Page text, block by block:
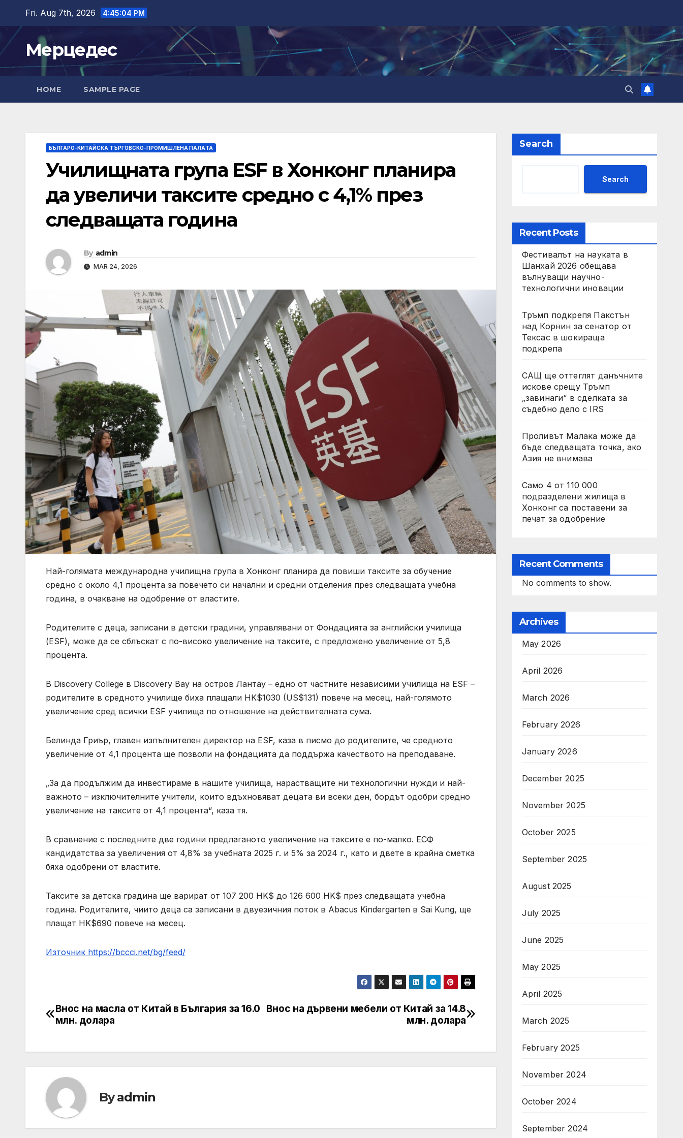
content
Fri. Aug 7th, 2026 4:45:05 PM
Мерцедес
HOME SAMPLE PAGE
БЪЛГАРО-КИТАЙСКА ТЪРГОВСКО-ПРОМИШЛЕНА ПАЛAТА
Училищната група ESF в Хонконг планира
да увеличи таксите средно с 4,1% през
следващата година
By admin
MAR 24, 2026
Най-голямата международна училищна група в Хонконг планира да повиши таксите за обучение
средно с около 4,1 процента за повечето си начални и средни отделения през следващата учебна
година, в очакване на одобрение от властите.
Родителите с деца, записани в детски градини, управлявани от Фондацията за английски училища
(ESF), може да се сблъскат с по-високо увеличение на таксите, с предложено увеличение от 5,8
процента.
В Discovery College в Discovery Bay на остров Лантау – едно от частните независими училища на ESF –
родителите в средното училище биха плащали HK$1030 (US$131) повече на месец, най-голямото
увеличение сред всички ESF училища по отношение на действителната сума.
Белинда Гриър, главен изпълнителен директор на ESF, каза в писмо до родителите, че средното
увеличение от 4,1 процента ще позволи на фондацията да поддържа качеството на преподаване.
„За да продължим да инвестираме в нашите училища, нарастващите ни технологични нужди и най-
важното – изключителните учители, които вдъхновяват децата ви всеки ден, бордът одобри средно
увеличение на таксите от 4,1 процента“, каза тя.
В сравнение с последните две години предлаганото увеличение на таксите е по-малко. ЕСФ
кандидатства за увеличения от 4,8% за учебната 2025 г. и 5% за 2024 г., като и двете в крайна сметка
бяха одобрени от властите.
Таксите за детска градина ще варират от 107 200 HK$ до 126 600 HK$ през следващата учебна
година. Родителите, чиито деца са записани в двуезичния поток в Abacus Kindergarten в Sai Kung, ще
плащат HK$690 повече на месец.
Източник https://bccci.net/bg/feed/
Post
Внос на дървени мебели от Китай за 14.8
млн. долара
Внос на масла от Китай в България за 16.0
млн. долара
Byadmin
Search
Search
Recent Posts
Фестивалът на науката в
Шанхай 2026 обещава
вълнуващи научно-
технологични иновации
Тръмп подкрепя Пакстън
над Корнин за сенатор от
Тексас в шокираща
подкрепа
САЩ ще оттеглят данъчните
искове срещу Тръмп
„завинаги“ в сделката за
съдебно дело с IRS
Проливът Малака може да
бъде следващата точка, ако
Азия не внимава
Само 4 от 110 000
подразделени жилища в
Хонконг са поставени за
печат за одобрение
Recent Comments
No comments to show.
Archives
May 2026
April 2026
March 2026
February 2026
January 2026
December 2025
November 2025
October 2025
September 2025
August 2025
July 2025
June 2025
May 2025
April 2025
March 2025
February 2025
November 2024
October 2024
September 2024